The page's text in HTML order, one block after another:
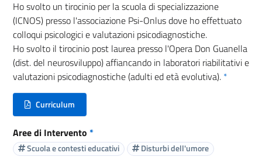
Ho svolto un tirocinio per la scuola di specializzazione
(ICNOS) presso l'associazione Psi-Onlus dove ho effettuato
colloqui psicologici e valutazioni psicodiagnostiche.
Ho svolto il tirocinio post laurea presso l'Opera Don Guanella
(dist. del neurosviluppo) affiancando in laboratori riabilitativi e
valutazioni psicodiagnostiche (adulti ed età evolutiva). *
Curriculum
(nuova scheda - new tab)
Aree di Intervento *
Scuola e contesti educativi
Disturbi dell'umore